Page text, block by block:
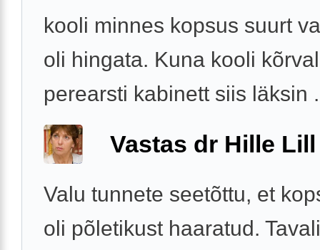
kooli minnes kopsus suurt
oli hingata. Kuna kooli
perearsti kabinett siis läksin
Vastas dr Hille Lill
Valu tunnete seetõttu, et
oli põletikust haaratud.